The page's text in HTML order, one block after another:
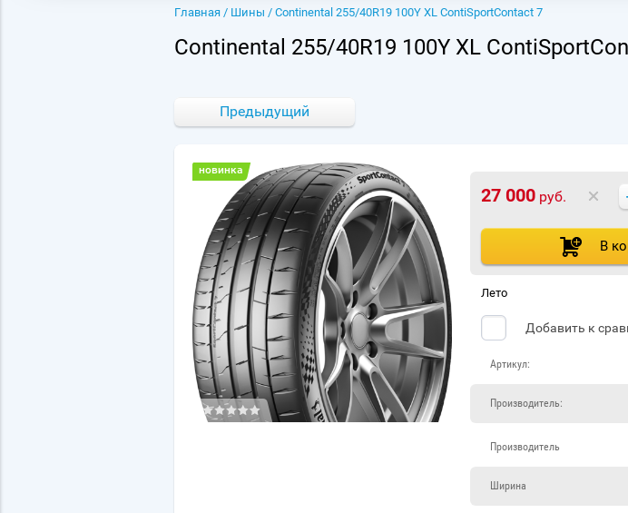
Главная / Шины / Continental 255/40R19 100Y XL ContiSportContact 7
Continental 255/40R19 100Y XL
Предыдущий
новинка
27 000 руб.
В
Лето
Добавить к
Артикул:
Производитель:
Производитель
Ширина